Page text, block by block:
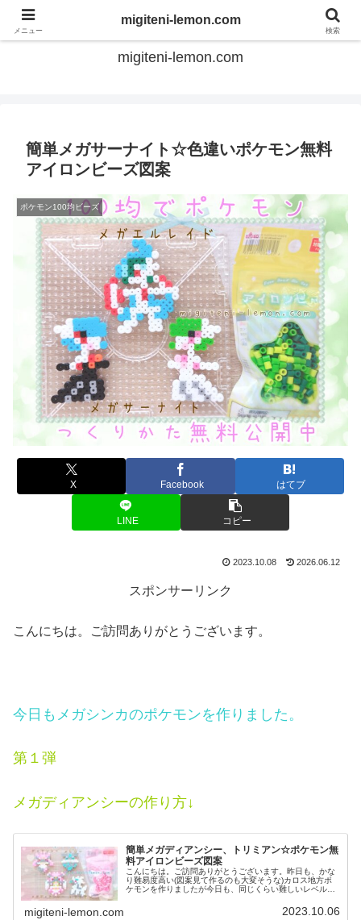
てのひらアイロンビーズ
migiteni-lemon.com
簡単メガサーナイト☆色違いポケモン無料
アイロンビーズ図案
ポケモン100均ビーズ
X Facebook はてブ
LINE コピー
2023.10.08 2026.06.12
スポンサーリンク
こんにちは。ご訪問ありがとうございます。
今日もメガシンカのポケモンを作りました。
第１弾
メガディアンシーの作り方↓
簡単メガディアンシー、トリミアン☆ポケモン無
料アイロンビーズ図案
こんにちは。ご訪問ありがとうございます。昨日も、かな
り難易度高い(図案見て作るのも大変そうな)カロス地方ポ
ケモンを作りましたが今日も、同じくらい難しいレベルの
migiteni-lemon.com 2023.10.06
メニュー
migiteni-lemon.com
検索